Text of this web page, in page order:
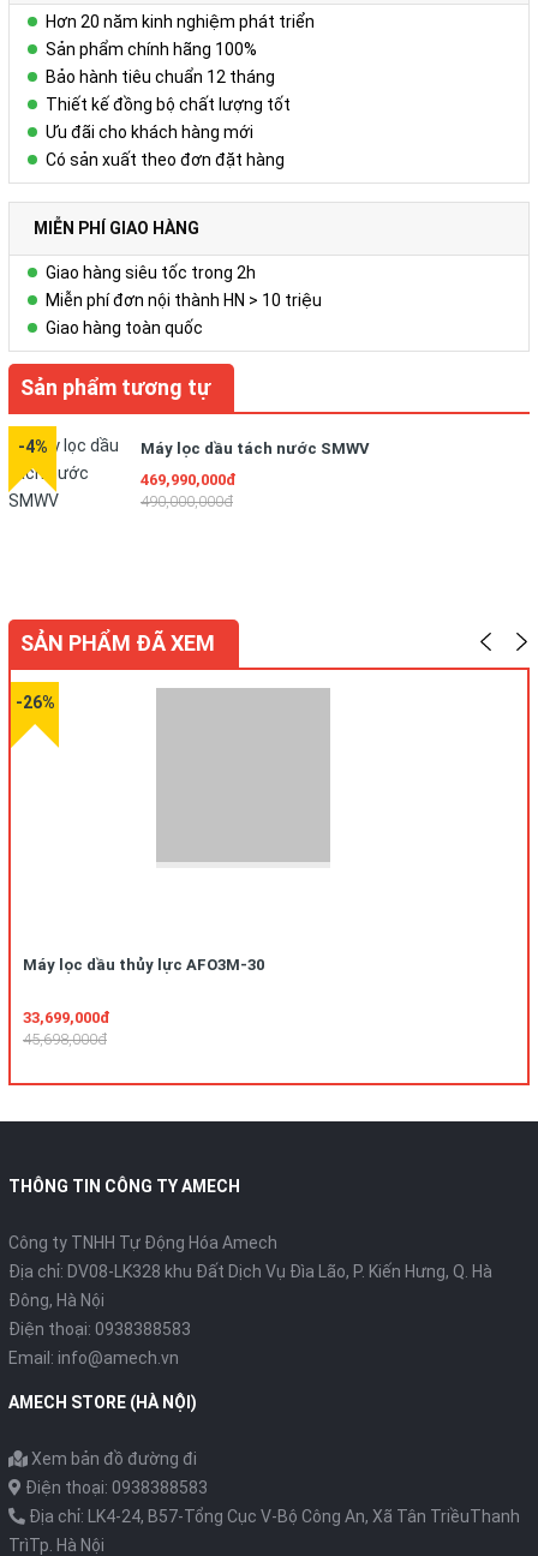
* Áp suất làm việc lớn nhất phụ thuộc vào hệ thống khi lọc, cần xem
kỹ hướng dẫn của nhà sản xuấtKhi cần xi lanh chạy với tốc độ cao
cần được sự tư vấn của công tyAmech
Hơn 20 năm kinh nghiệm phát triển
Sản phẩm chính hãng 100%
Bảo hành tiêu chuẩn 12 tháng
Thiết kế đồng bộ chất lượng tốt
Ưu đãi cho khách hàng mới
Có sản xuất theo đơn đặt hàng
MIỄN PHÍ GIAO HÀNG
Giao hàng siêu tốc trong 2h
Miễn phí đơn nội thành HN > 10 triệu
Giao hàng toàn quốc
Sản phẩm tương tự
-4%
Máy lọc dầu tách nước SMWV
469,990,000đ
490,000,000đ
SẢN PHẨM ĐÃ XEM
-26%
Máy lọc dầu thủy lực AFO3M-30
33,699,000đ
45,698,000đ
THÔNG TIN CÔNG TY AMECH
Công ty TNHH Tự Động Hóa Amech
Địa chỉ: DV08-LK328 khu Đất Dịch Vụ Đìa Lão, P. Kiến Hưng, Q. Hà
Đông, Hà Nội
Điện thoại: 0938388583
Email: info@amech.vn
AMECH STORE (HÀ NỘI)
Xem bản đồ đường đi
Điện thoại: 0938388583
Địa chỉ: LK4-24, B57-Tổng Cục V-Bộ Công An, Xã Tân TriềuThanh
TrìTp. Hà Nội